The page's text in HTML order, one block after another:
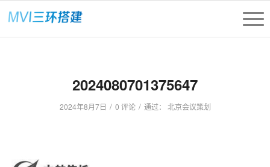
2024080701375647
2024年8月7日 / 0 评论 / 通过： 北京会议策划